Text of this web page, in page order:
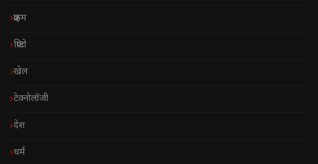
क्राइम
क्रिप्टो
खेल
टेक्नोलॉजी
देश
धर्म